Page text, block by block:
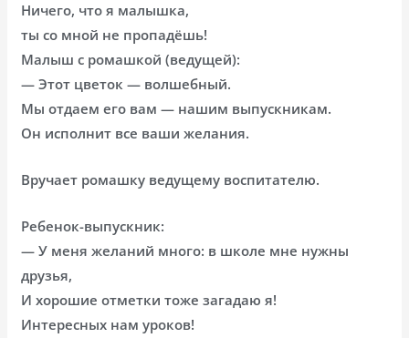
Ничего, что я малышка,
ты со мной не пропадёшь!
Малыш с ромашкой (ведущей):
— Этот цветок — волшебный.
Мы отдаем его вам — нашим выпускникам.
Он исполнит все ваши желания.
Вручает ромашку ведущему воспитателю.
Ребенок-выпускник:
— У меня желаний много: в школе мне нужны
друзья,
И хорошие отметки тоже загадаю я!
Интересных нам уроков!